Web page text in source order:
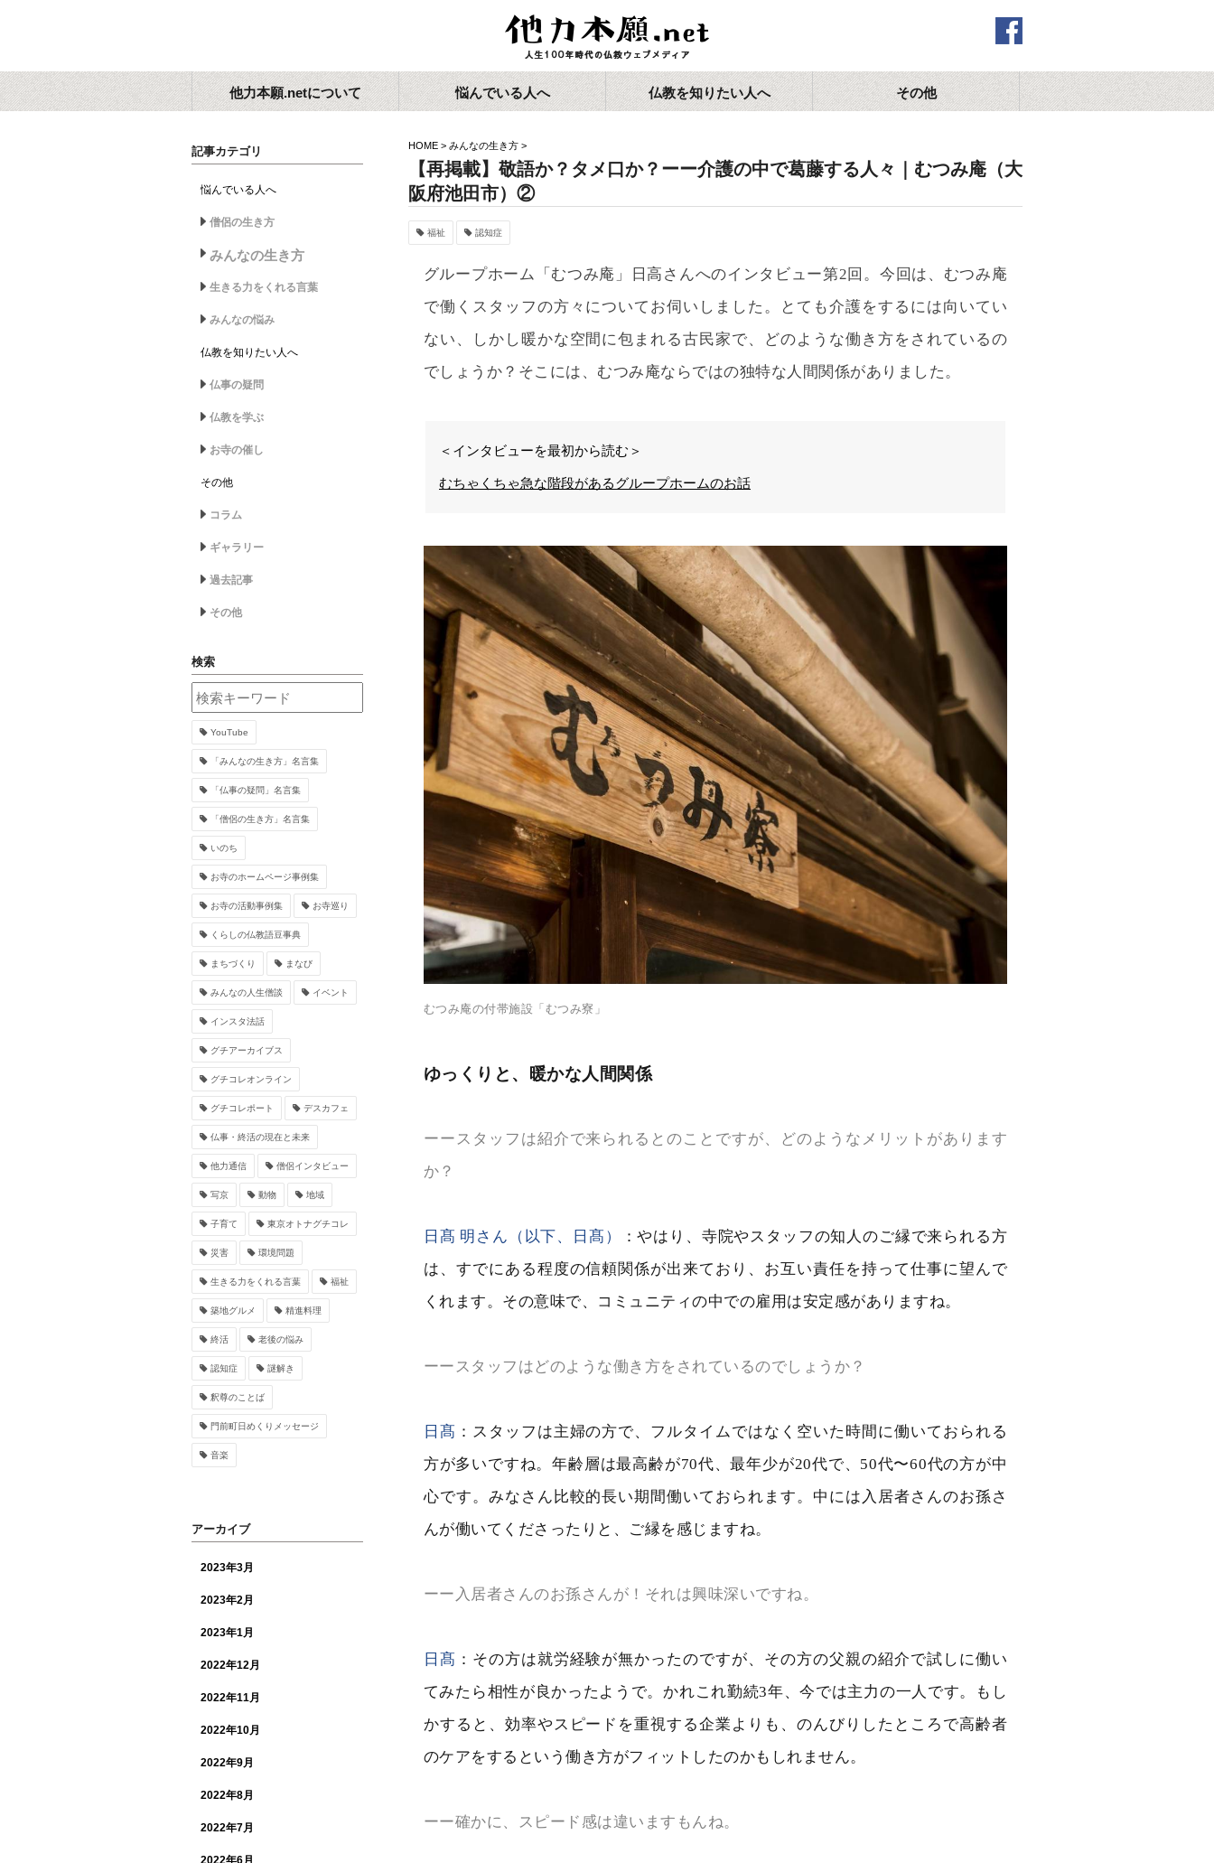
他力本願.netについて 悩んでいる人へ 仏教を知りたい人へ その他
HOME > みんなの生き方 >
【再掲載】敬語か？タメ口か？ーー介護の中で葛藤する人々｜むつみ庵（大
阪府池田市）②
福祉 認知症
グループホーム「むつみ庵」日高さんへのインタビュー第2回。今回は、むつみ庵
で働くスタッフの方々についてお伺いしました。とても介護をするには向いてい
ない、しかし暖かな空間に包まれる古民家で、どのような働き方をされているの
でしょうか？そこには、むつみ庵ならではの独特な人間関係がありました。
＜インタビューを最初から読む＞
むちゃくちゃ急な階段があるグループホームのお話
むつみ庵の付帯施設「むつみ寮」
ゆっくりと、暖かな人間関係
ーースタッフは紹介で来られるとのことですが、どのようなメリットがあります
か？
日髙 明さん（以下、日髙）
：やはり、寺院やスタッフの知人のご縁で来られる方
は、すでにある程度の信頼関係が出来ており、お互い責任を持って仕事に望んで
くれます。その意味で、コミュニティの中での雇用は安定感がありますね。
ーースタッフはどのような働き方をされているのでしょうか？
日髙 ：スタッフは主婦の方で、フルタイムではなく空いた時間に働いておられる
方が多いですね。年齢層は最高齢が70代、最年少が20代で、50代〜60代の方が中
心です。みなさん比較的長い期間働いておられます。中には入居者さんのお孫さ
んが働いてくださったりと、ご縁を感じますね。
ーー入居者さんのお孫さんが！それは興味深いですね。
日髙 ：その方は就労経験が無かったのですが、その方の父親の紹介で試しに働い
てみたら相性が良かったようで。かれこれ勤続3年、今では主力の一人です。もし
かすると、効率やスピードを重視する企業よりも、のんびりしたところで高齢者
のケアをするという働き方がフィットしたのかもしれません。
ーー確かに、スピード感は違いますもんね。
記事カテゴリ
悩んでいる人へ
僧侶の生き方
みんなの生き方
生きる力をくれる言葉
みんなの悩み
仏教を知りたい人へ
仏事の疑問
仏教を学ぶ
お寺の催し
その他
コラム
ギャラリー
過去記事
その他
検索
YouTube
「みんなの生き方」名言集
「仏事の疑問」名言集
「僧侶の生き方」名言集
いのち
お寺のホームページ事例集
お寺の活動事例集 お寺巡り
くらしの仏教語豆事典
まちづくり まなび
みんなの人生僧談 イベント
インスタ法話
グチアーカイブス
グチコレオンライン
グチコレポート デスカフェ
仏事・終活の現在と未来
他力通信 僧侶インタビュー
写京 動物 地域
子育て 東京オトナグチコレ
災害 環境問題
生きる力をくれる言葉 福祉
築地グルメ 精進料理
終活 老後の悩み
認知症 謎解き
釈尊のことば
門前町日めくりメッセージ
音楽
アーカイブ
2023年3月
2023年2月
2023年1月
2022年12月
2022年11月
2022年10月
2022年9月
2022年8月
2022年7月
2022年6月